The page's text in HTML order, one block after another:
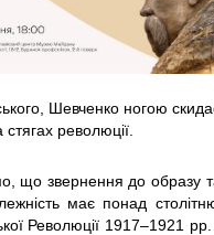
Шевченко ногою
стягах революції.
що звернення до образу
має понад
Революції 1917–1921